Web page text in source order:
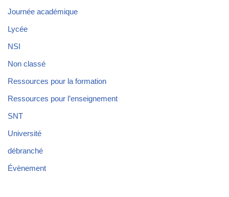
Journée académique
Lycée
NSI
Non classé
Ressources pour la formation
Ressources pour l’enseignement
SNT
Université
débranché
Évènement